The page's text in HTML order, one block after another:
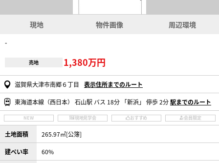
現地 物件画像 周辺環境
-
売地 1,380万円
滋賀県大津市南郷６丁目 表示住所までのルート
東海道本線（西日本） 石山駅 バス 18分 「新浜」 停歩 2分駅までのルート
NEW 現地見学会 おすすめ 会員限定
土地面積 265.97㎡[公簿]
建ぺい率 60%